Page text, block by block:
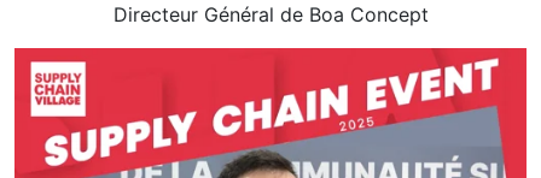
Directeur Général de Boa Concept